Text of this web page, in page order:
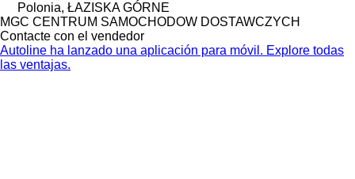
Polonia, ŁAZISKA GÓRNE
MGC CENTRUM SAMOCHODOW DOSTAWCZYCH
Contacte con el vendedor
Autoline ha lanzado una aplicación para móvil. Explore todas
las ventajas.